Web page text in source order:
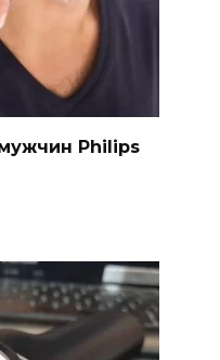
Philips